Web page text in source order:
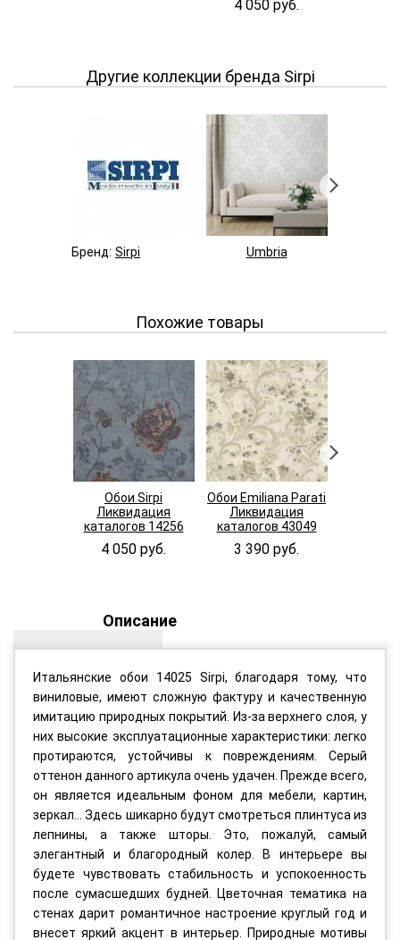
4 050 руб.
Другие коллекции бренда Sirpi
Бренд: Sirpi Umbria
Похожие товары
Обои Sirpi
Ликвидация
каталогов 14256
4 050 руб.
Обои Emiliana Parati
Ликвидация
каталогов 43049
3 390 руб.
Описание
Итальянские обои 14025 Sirpi, благодаря тому, что
виниловые, имеют сложную фактуру и качественную
имитацию природных покрытий. Из-за верхнего слоя, у
них высокие эксплуатационные характеристики: легко
протираются, устойчивы к повреждениям. Серый
оттенон данного артикула очень удачен. Прежде всего,
он является идеальным фоном для мебели, картин,
зеркал... Здесь шикарно будут смотреться плинтуса из
лепнины, а также шторы. Это, пожалуй, самый
элегантный и благородный колер. В интерьере вы
будете чувствовать стабильность и успокоенность
после сумасшедших будней. Цветочная тематика на
стенах дарит романтичное настроение круглый год и
внесет яркий акцент в интерьер. Природные мотивы